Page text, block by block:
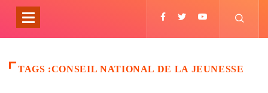
TAGS :CONSEIL NATIONAL DE LA JEUNESSE